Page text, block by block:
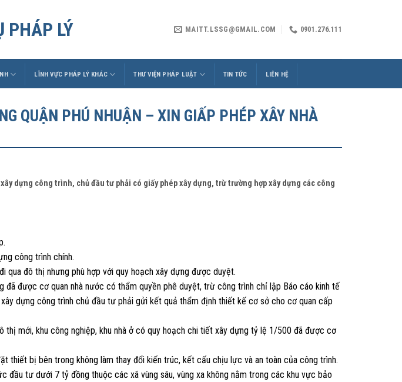
PHÁP LÝ MAITT.LSSG@GMAIL.COM 0901.276.111
LĨNH VỰC PHÁP LÝ KHÁC THƯ VIỆN PHÁP LUẬT TIN TỨC LIÊN HỆ
QUẬN PHÚ NHUẬN – XIN GIẤP PHÉP XÂY NHÀ
dựng công trình, chủ đầu tư phải có giấy phép xây dựng, trừ trường hợp xây dựng các công
công trình chính.
qua đô thị nhưng phù hợp với quy hoạch xây dựng được duyệt.
đã được cơ quan nhà nước có thẩm quyền phê duyệt, trừ công trình chỉ lập Báo cáo kinh tế
dựng công trình chủ đầu tư phải gửi kết quả thẩm định thiết kế cơ sở cho cơ quan cấp
thị mới, khu công nghiệp, khu nhà ở có quy hoạch chi tiết xây dựng tỷ lệ 1/500 đã được cơ
thiết bị bên trong không làm thay đổi kiến trúc, kết cấu chịu lực và an toàn của công trình.
đầu tư dưới 7 tỷ đồng thuộc các xã vùng sâu, vùng xa không nằm trong các khu vực bảo